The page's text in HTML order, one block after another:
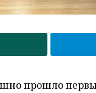
прошло